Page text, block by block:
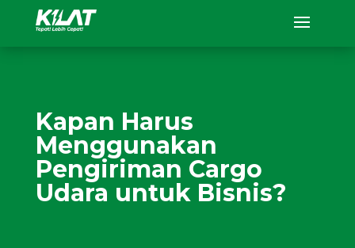
Kapan Harus
Menggunakan
Pengiriman Cargo
Udara untuk Bisnis?